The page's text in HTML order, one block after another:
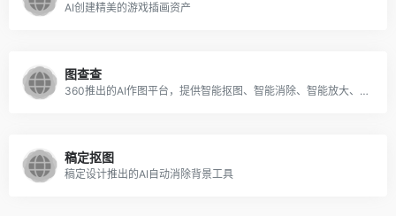
AI创建精美的游戏插画资产
图查查
360推出的AI作图平台，提供智能抠图、智能消除、智能放大、智能配图等功能
稿定抠图
稿定设计推出的AI自动消除背景工具